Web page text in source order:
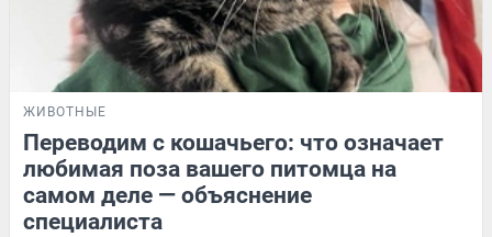
ЖИВОТНЫЕ
Переводим с кошачьего: что означает
любимая поза вашего питомца на
самом деле — объяснение
специалиста